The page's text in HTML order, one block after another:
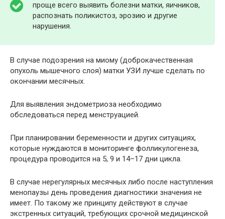
проще всего выявить болезни матки, яичников,
распознать поликистоз, эрозию и другие
нарушения.
В случае подозрения на миому (доброкачественная
опухоль мышечного слоя) матки УЗИ лучше сделать по
окончании месячных.
Для выявления эндометриоза необходимо
обследоваться перед менструацией.
При планировании беременности и других ситуациях,
которые нуждаются в мониторинге фолликулогенеза,
процедура проводится на 5, 9 и 14–17 дни цикла.
В случае нерегулярных месячных либо после наступления
менопаузы день проведения диагностики значения не
имеет. По такому же принципу действуют в случае
экстренных ситуаций, требующих срочной медицинской